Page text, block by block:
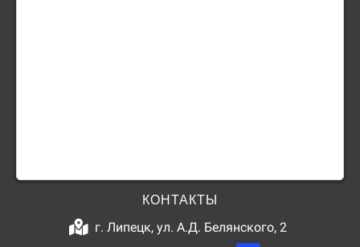
КОНТАКТЫ
г. Липецк, ул. А.Д. Белянского, 2